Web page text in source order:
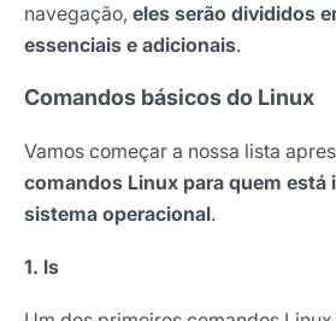
navegação, eles serão divididos
essenciais e adicionais.
Comandos básicos do Linux
Vamos começar a nossa lista
comandos Linux para quem está
sistema operacional.
1. ls